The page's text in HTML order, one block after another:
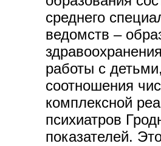
среднего
ведомств –
работы с
соотношения
комплексной
психиатров
показателей.